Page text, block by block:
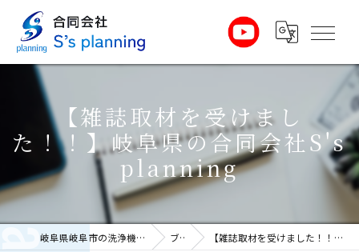
【雑誌取材を受けまし
た！！】岐阜県の合同会社S's
planning
岐阜県岐阜市の洗浄機なら合同会社S’s planning ブログ 【雑誌取材を受けました！！】岐阜県の合同会社S'splanning